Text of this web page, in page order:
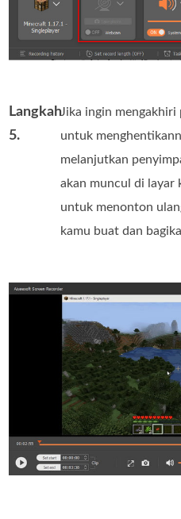
Langkah
5.
Jika ingin mengakhiri
untuk
melanjutkan
akan muncul di layar
untuk menonton
kamu buat dan